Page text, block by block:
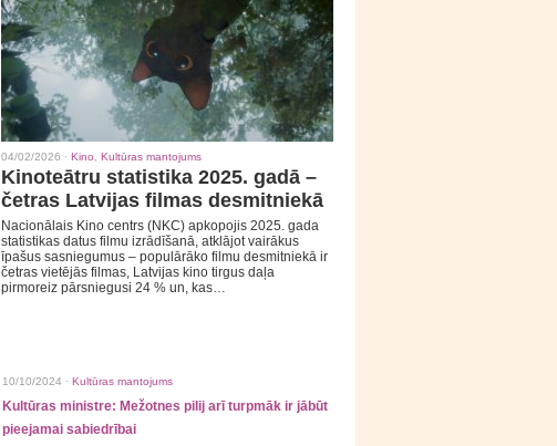
04/02/2026 · Kino Kultūras mantojums
Kinoteātru statistika 2025. gadā –
četras Latvijas filmas desmitniekā
Nacionālais Kino centrs (NKC) apkopojis 2025. gada
statistikas datus filmu izrādīšanā, atklājot vairākus
īpašus sasniegumus – populārāko filmu desmitniekā ir
četras vietējās filmas, Latvijas kino tirgus daļa
pirmoreiz pārsniegusi 24 % un, kas…
10/10/2024 · Kultūras mantojums
Kultūras ministre: Mežotnes pilij arī turpmāk ir jābūt
pieejamai sabiedrībai